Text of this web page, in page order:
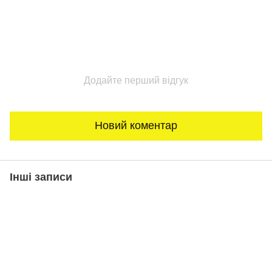
Додайте перший відгук
Новий коментар
Інші записи